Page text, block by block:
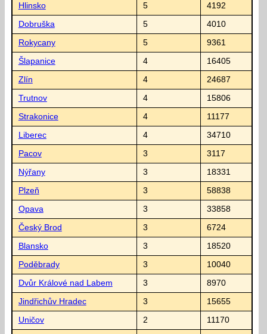
Hlinsko 5 4192
Dobruška 5 4010
Rokycany 5 9361
Šlapanice 4 16405
Zlín 4 24687
Trutnov 4 15806
Strakonice 4 11177
Liberec 4 34710
Pacov 3 3117
Nýřany 3 18331
Plzeň 3 58838
Opava 3 33858
Český Brod 3 6724
Blansko 3 18520
Poděbrady 3 10040
Dvůr Králové nad Labem 3 8970
Jindřichův Hradec 3 15655
Uničov 2 11170